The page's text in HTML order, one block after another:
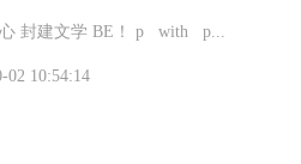
封建文学 BE！ p with p...
02 10:54:14